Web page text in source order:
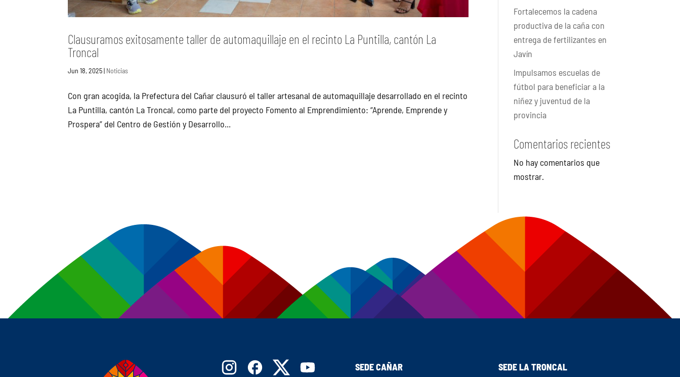
Clausuramos exitosamente taller de automaquillaje en el recinto La Puntilla, cantón La
Troncal
Jun 18, 2025| Noticias
Con gran acogida, la Prefectura del Cañar clausuró el taller artesanal de automaquillaje desarrollado en el recinto
La Puntilla, cantón La Troncal, como parte del proyecto Fomento al Emprendimiento: “Aprende, Emprende y
Prospera” del Centro de Gestión y Desarrollo...
Fortalecemos la cadena
productiva de la caña con
entrega de fertilizantes en
Javín
Impulsamos escuelas de
fútbol para beneficiar a la
niñez y juventud de la
provincia
Comentarios recientes
No hay comentarios que
mostrar.
SEDE CAÑAR SEDE LA TRONCAL